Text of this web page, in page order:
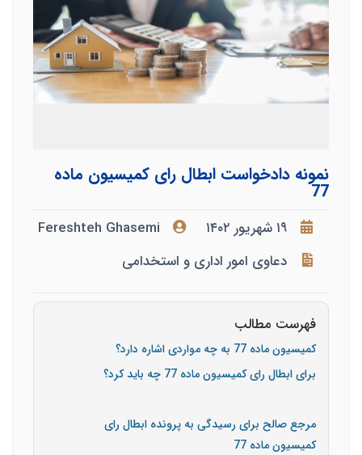
نمونه دادخواست ابطال رای کمیسیون ماده
77
۱۹ شهریور ۱۴۰۲
Fereshteh Ghasemi
دعاوی امور اداری و استخدامی
فهرست مطالب
کمیسیون ماده 77 به چه مواردی اشاره دارد؟
برای ابطال رای کمیسیون ماده 77 چه باید کرد؟
مرجع صالح برای رسیدگی به پرونده ابطال رای
کمیسیون ماده 77